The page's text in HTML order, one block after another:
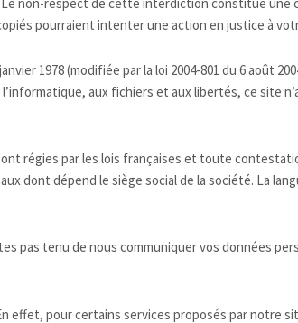
pourraient intenter une action en justice à
1978 (modifiée par la loi 2004-801 du 6 août
aux fichiers et aux libertés, ce site
régies par les lois françaises et toute
dont dépend le siège social de la société. La
pas tenu de nous communiquer vos données
effet, pour certains services proposés par notre